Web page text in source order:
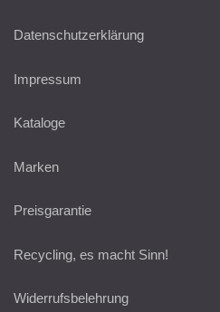
Datenschutzerklärung
Impressum
Kataloge
Marken
Preisgarantie
Recycling, es macht Sinn!
Widerrufsbelehrung